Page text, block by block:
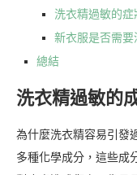
洗衣精過敏的症
新衣服是否需要
總結
洗衣精過敏的
為什麼洗衣精容易引發
多種化學成分，這些成